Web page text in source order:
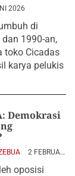
2026
di
1990-an,
toko Cicadas
karya pelukis
Demokrasi
2 FEBRUARI
oposisi